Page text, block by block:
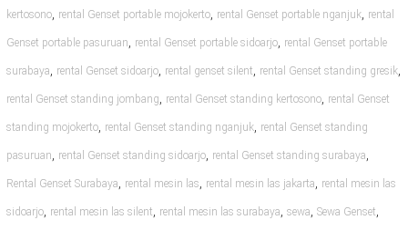
kertosono, rental Genset portable mojokerto, rental Genset portable nganjuk, rental
Genset portable pasuruan, rental Genset portable sidoarjo, rental Genset portable
surabaya, rental Genset sidoarjo, rental genset silent, rental Genset standing gresik,
rental Genset standing jombang, rental Genset standing kertosono, rental Genset
standing mojokerto, rental Genset standing nganjuk, rental Genset standing
pasuruan, rental Genset standing sidoarjo, rental Genset standing surabaya,
Rental Genset Surabaya, rental mesin las, rental mesin las jakarta, rental mesin las
sidoarjo, rental mesin las silent, rental mesin las surabaya, sewa, Sewa Genset,